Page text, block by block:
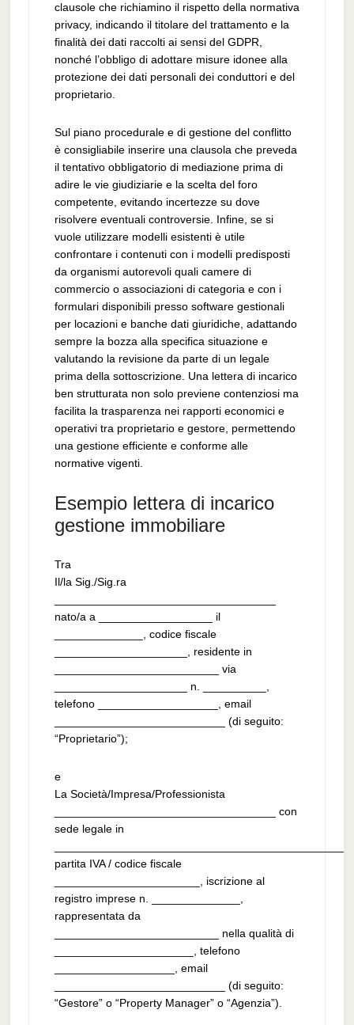
clausole che richiamino il rispetto della normativa
privacy, indicando il titolare del trattamento e la
finalità dei dati raccolti ai sensi del GDPR,
nonché l’obbligo di adottare misure idonee alla
protezione dei dati personali dei conduttori e del
proprietario.
Sul piano procedurale e di gestione del conflitto
è consigliabile inserire una clausola che preveda
il tentativo obbligatorio di mediazione prima di
adire le vie giudiziarie e la scelta del foro
competente, evitando incertezze su dove
risolvere eventuali controversie. Infine, se si
vuole utilizzare modelli esistenti è utile
confrontare i contenuti con i modelli predisposti
da organismi autorevoli quali camere di
commercio o associazioni di categoria e con i
formulari disponibili presso software gestionali
per locazioni e banche dati giuridiche, adattando
sempre la bozza alla specifica situazione e
valutando la revisione da parte di un legale
prima della sottoscrizione. Una lettera di incarico
ben strutturata non solo previene contenziosi ma
facilita la trasparenza nei rapporti economici e
operativi tra proprietario e gestore, permettendo
una gestione efficiente e conforme alle
normative vigenti.
Esempio lettera di incarico
gestione immobiliare
Tra
Il/la Sig./Sig.ra
nato/a a __________________ il
______________, codice fiscale
_____________________, residente in
__________________________ via
_____________________ n. __________,
telefono ___________________, email
___________________________ (di seguito:
“Proprietario”);
e
La Società/Impresa/Professionista
___________________________________ con
sede legale in
partita IVA / codice fiscale
_______________________, iscrizione al
registro imprese n. ______________,
rappresentata da
__________________________ nella qualità di
______________________, telefono
___________________, email
___________________________ (di seguito:
“Gestore” o “Property Manager” o “Agenzia”).